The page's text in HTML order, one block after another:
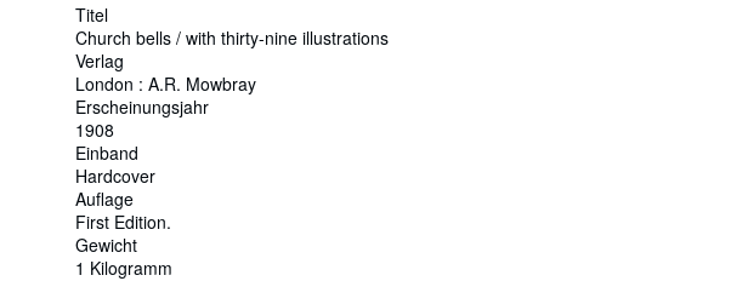
Titel
Church bells / with thirty-nine illustrations
Verlag
London : A.R. Mowbray
Erscheinungsjahr
1908
Einband
Hardcover
Auflage
First Edition.
Gewicht
1 Kilogramm